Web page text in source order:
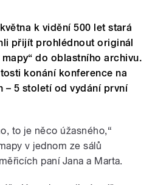
k vidění 500 let stará
přijít prohlédnout originál
do oblastního archivu.
konání konference na
– 5 století od vydání první
to je něco úžasného,“
v jednom ze sálů
paní Jana a Marta.